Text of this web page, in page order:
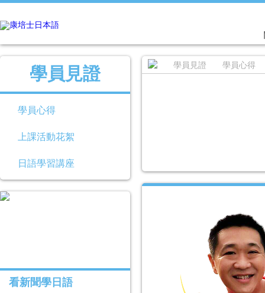
學員見證
學員心得
上課活動花絮
日語學習講座
看新聞學日語
學員見證 學員心得